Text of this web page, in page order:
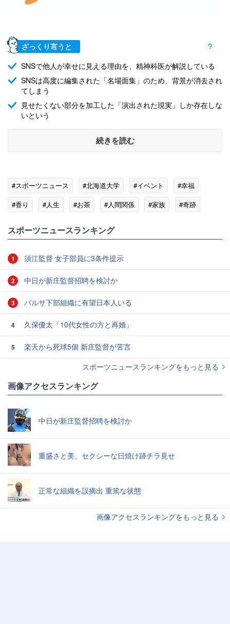
ざっくり言うと
SNSで他人が幸せに見える理由を、精神科医が解説している
SNSは高度に編集された「名場面集」のため、背景が消去され
てしまう
見せたくない部分を加工した「演出された現実」しか存在しな
いという
続きを読む
#スポーツニュース #北海道大学 #イベント
#幸福
#香り
#人生 #お茶 #人間関係 #家族 #奇跡
スポーツニュースランキング
1 須江監督 女子部員に3条件提示
2 中日が新庄監督招聘を検討か
3 バルサ下部組織に有望日本人いる
4 久保優太「10代女性の方と再婚」
5
楽天から死球5個 新庄監督が苦言
スポーツニュースランキングをもっと見る
画像アクセスランキング
中日が新庄監督招聘を検討か
重盛さと美、セクシーな日焼け跡チラ見せ
正常な組織を誤摘出 重篤な状態
画像アクセスランキングをもっと見る